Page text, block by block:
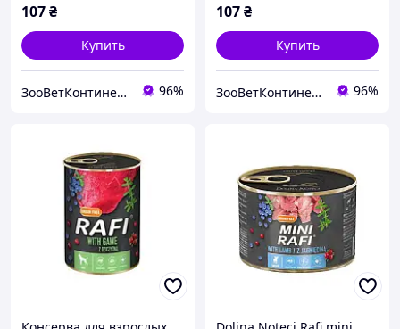
107₴
Купить
ЗооВетКонтинент 96%
107₴
Купить
ЗооВетКонтинент 96%